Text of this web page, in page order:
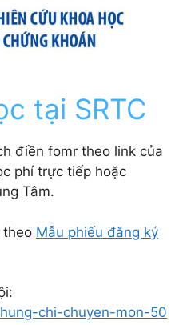
tại SRTC
điền fomr theo link của
phí trực tiếp hoặc
Tâm.
Mẫu phiếu đăng ký
chi-chuyen-mon-50